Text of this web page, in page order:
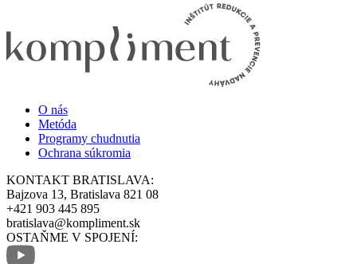
O nás
Metóda
Programy chudnutia
Ochrana súkromia
KONTAKT BRATISLAVA:
Bajzova 13, Bratislava 821 08
+421 903 445 895
bratislava@kompliment.sk
OSTAŇME V SPOJENÍ: